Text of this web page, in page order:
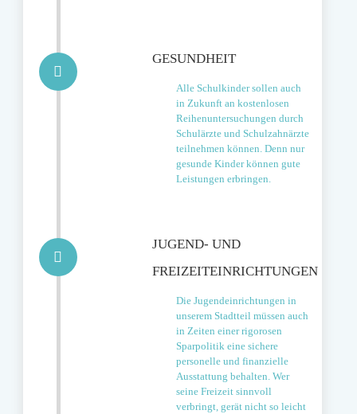
GESUNDHEIT
Alle Schulkinder sollen auch
in Zukunft an kostenlosen
Reihenuntersuchungen durch
Schulärzte und Schulzahnärzte
teilnehmen können. Denn nur
gesunde Kinder können gute
Leistungen erbringen.
JUGEND- UND
FREIZEITEINRICHTUNGEN
Die Jugendeinrichtungen in
unserem Stadtteil müssen auch
in Zeiten einer rigorosen
Sparpolitik eine sichere
personelle und finanzielle
Ausstattung behalten. Wer
seine Freizeit sinnvoll
verbringt, gerät nicht so leicht